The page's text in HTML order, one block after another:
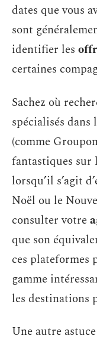
dates que vous
sont
identifier les
certaines
Sachez où
spécialisés dans
(comme
fantastiques sur
lorsqu’il s’agit
Noël ou le
consulter votre
que son
ces plateformes
gamme
les destinations
Une autre